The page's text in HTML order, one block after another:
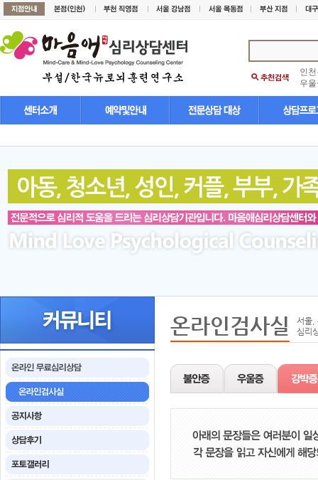
인
우
온라인검사실
서울,
심리